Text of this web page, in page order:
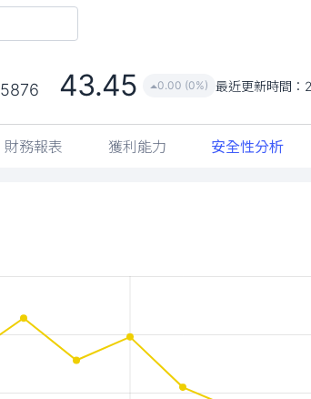
5876 43.45 0.00 (0%) 最近更新時間：
財務報表 獲利能力 安全性分析